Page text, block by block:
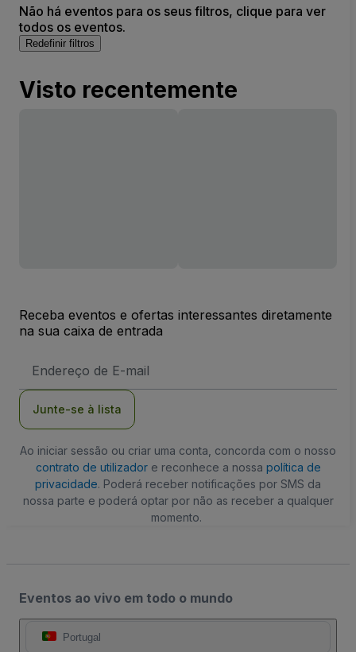
Não há eventos para os seus filtros, clique para ver
todos os eventos.
Redefinir filtros
Visto recentemente
Receba eventos e ofertas interessantes diretamente
na sua caixa de entrada
de
Junte-se à lista
Ao iniciar sessão ou criar uma conta, concorda com o nosso
contrato de utilizadore reconhece a nossa política de
privacidade. Poderá receber notificações por SMS da
nossa parte e poderá optar por não as receber a qualquer
momento.
Eventos ao vivo em todo o mundo
Portugal